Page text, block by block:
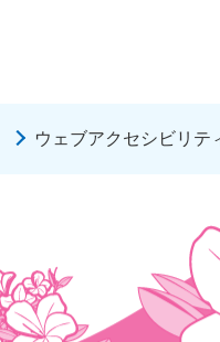
ウェブアクセシビリテ